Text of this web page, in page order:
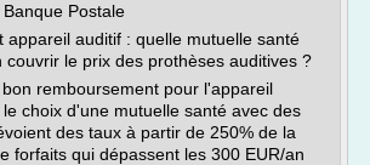
Postale
appareil auditif : quelle mutuelle santé
couvrir le prix des prothèses auditives ?
remboursement pour l'appareil
choix d'une mutuelle santé avec des
des taux à partir de 250% de la
forfaits qui dépassent les 300 EUR/an